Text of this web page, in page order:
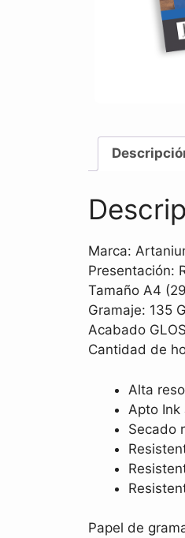
Marca:
Presentación:
Tamaño A4
Gramaje: 135
Acabado
Cantidad de
Alta
Apto Ink
Secado
Papel de